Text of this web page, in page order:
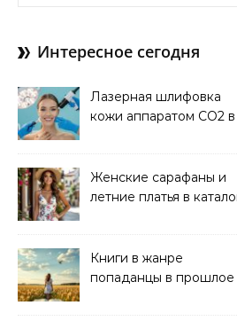
Интересное сегодня
Лазерная шлифовка
кожи аппаратом CO2 в
Женские сарафаны и
летние платья в
Книги в жанре
попаданцы в прошлое